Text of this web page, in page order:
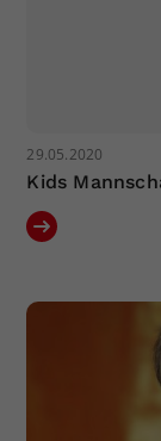
29.05.2020
Kids